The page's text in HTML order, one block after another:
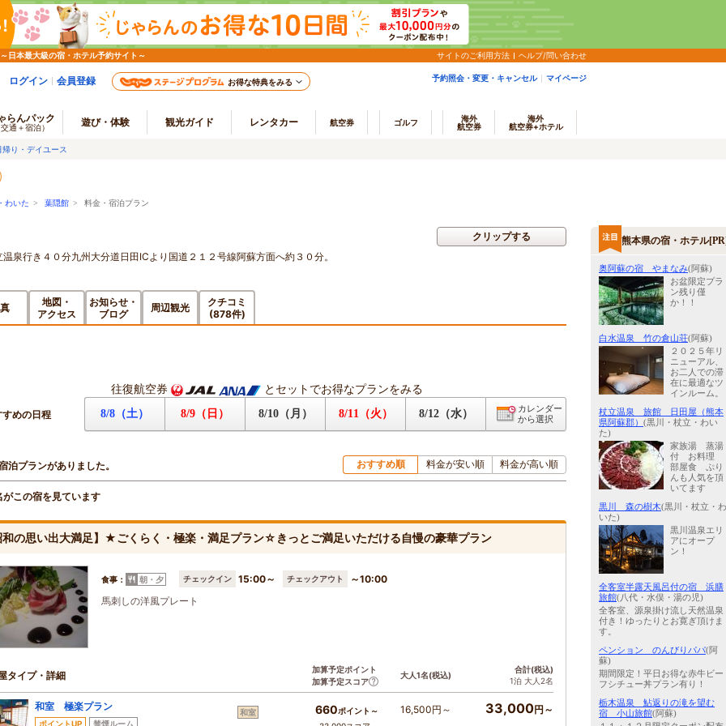
日本最大級の宿・ホテル予約サイト～ サイトのご利用方法 ヘルプ/問い合わせ
ログイン 会員登録 お得な特典をみる 予約照会・変更・キャンセル マイページ
らんパック
通＋宿泊） 遊び・体験 観光ガイド レンタカー 航空券 ゴルフ
海外
航空券
海外
航空券+ホテル
帰り・デイユース
わいた > 葉隠館 > 料金・宿泊プラン
泉行き４０分九州大分道日田ICより国道２１２号線阿蘇方面へ約３０分。
クリップする
地図・
アクセス
お知らせ・
ブログ
周辺観光
クチコミ
(878件)
往復航空券 とセットでお得なプランをみる
すめの日程 8/8（土） 8/9（日） 8/10（月） 8/11（火） 8/12（水）
カレンダー
から選択
泊プランがありました。 おすすめ順 料金が安い順 料金が高い順
がこの宿を見ています
和の思い出大満足】★ごくらく・極楽・満足プラン☆きっとご満足いただける自慢の豪華プラン
食事： 朝・夕 チェックイン 15:00～ チェックアウト
～10:00
馬刺しの洋風プレート
タイプ・詳細
加算予定ポイント
加算予定スコア
大人1名(税込)
合計(税込)
1泊 大人2名
和室 極楽プラン
ポイントUP 禁煙ルーム
和室 660ポイント～
16,500円～ 33,000円～
熊本県の宿・ホテル
奥阿蘇の宿 やまなみ(阿蘇)
お盆限定プラ
ン残り僅
か！！
白水温泉 竹の倉山荘(阿蘇)
２０２５年リ
ニューアル、
お二人での滞
在に最適なツ
インルーム。
杖立温泉 旅館 日田屋（熊本
県阿蘇郡） (黒川・杖立・わい
た)
家族湯 蒸湯
付 お料理
部屋食 ぷり
んも人気を頂
いてます
黒川 森の樹木(黒川・杖立・わ
いた)
黒川温泉エリ
アにオープ
ン！
全客室半露天風呂付の宿 浜膳
旅館(八代・水俣・湯の児)
全客室、源泉掛け流し天然温泉
付き！ゆったりとお寛ぎ頂けま
す。
ペンション のんびりパパ(阿
蘇)
期間限定！平日お得な赤牛ビー
フシチュー丼プラン有り！
栃木温泉 鮎返りの滝を望む
宿 小山旅館(阿蘇)